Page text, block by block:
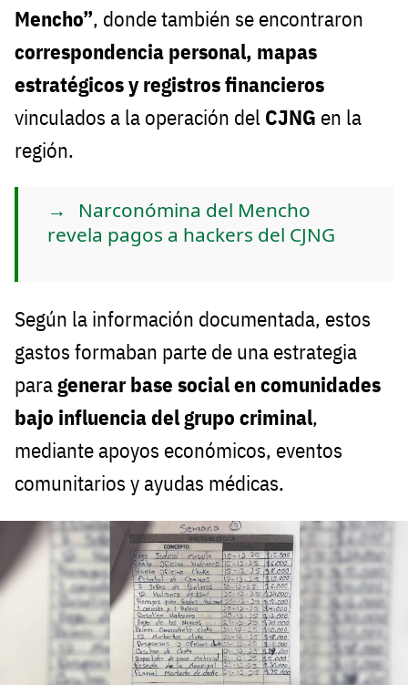
Mencho”, donde también se encontraron
correspondencia personal, mapas
estratégicos y registros financieros
vinculados a la operación del CJNG en la
región.
Narconómina del Mencho
revela pagos a hackers del CJNG
Según la información documentada, estos
gastos formaban parte de una estrategia
paragenerar base social en comunidades
bajo influencia del grupo criminal,
mediante apoyos económicos, eventos
comunitarios y ayudas médicas.